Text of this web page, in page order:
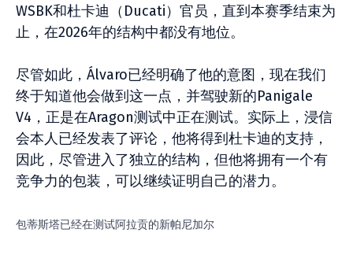
WSBK和杜卡迪（Ducati）官员，直到本赛季结束为
止，在2026年的结构中都没有地位。
尽管如此，Álvaro已经明确了他的意图，现在我们
终于知道他会做到这一点，并驾驶新的Panigale
V4，正是在Aragon测试中正在测试。实际上，浸信
会本人已经发表了评论，他将得到杜卡迪的支持，
因此，尽管进入了独立的结构，但他将拥有一个有
竞争力的包装，可以继续证明自己的潜力。
包蒂斯塔已经在测试阿拉贡的新帕尼加尔